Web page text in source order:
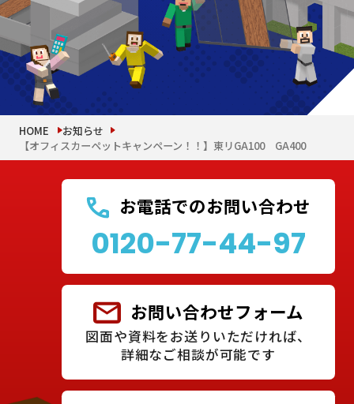
HOME
お知らせ
【オフィスカーペットキャンペーン！！】東リGA100 GA400
お電話でのお問い合わせ
0120-77-44-97
お問い合わせフォーム
図面や資料をお送りいただければ、
詳細なご相談が可能です